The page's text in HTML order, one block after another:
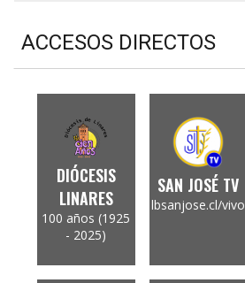
ACCESOS DIRECTOS
DIÓCESIS
LINARES
100 años (1925
- 2025)
SAN JOSÉ TV
lbsanjose.cl/vivo